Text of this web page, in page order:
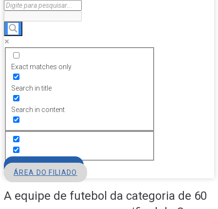
Exact matches only
Search in title
Search in content
ÁREA DO FILIADO
A equipe de futebol da categoria de 60